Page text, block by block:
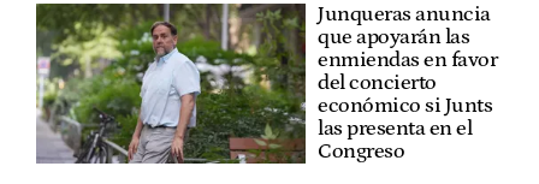
Junqueras anuncia
que apoyarán las
enmiendas en favor
del concierto
económico si Junts
las presenta en el
Congreso